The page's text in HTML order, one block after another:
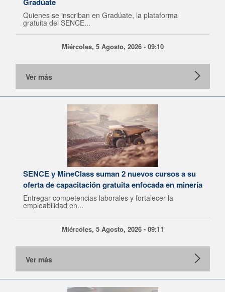
Quienes se inscriban en Gradúate, la plataforma
gratuita del SENCE...
Miércoles, 5 Agosto, 2026 - 09:10
Ver más
SENCE y MineClass suman 2 nuevos cursos a su
oferta de capacitación gratuita enfocada en minería
Entregar competencias laborales y fortalecer la
empleabilidad en...
Miércoles, 5 Agosto, 2026 - 09:11
Ver más